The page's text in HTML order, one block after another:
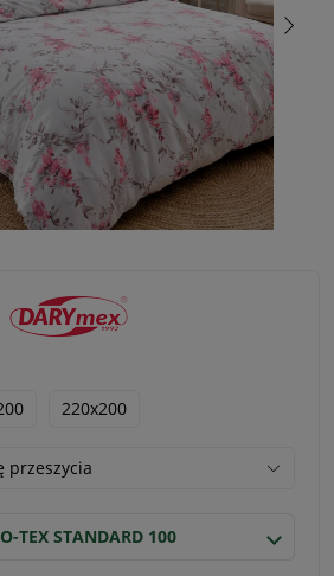
220x200
przeszycia
TEX STANDARD 100